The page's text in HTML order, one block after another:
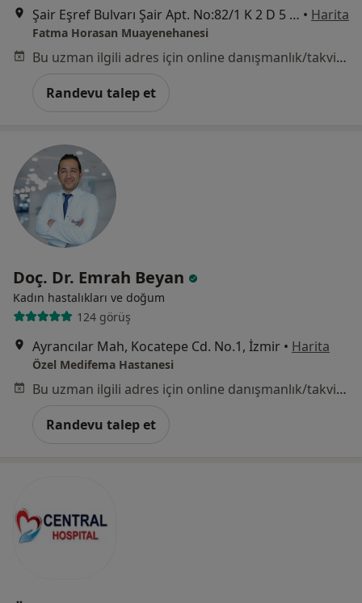
Şair Eşref Bulvarı Şair Apt. No:82/1 K 2 D 5 Alsancak, İzmir • Harita
Fatma Horasan Muayenehanesi
Bu uzman ilgili adres için online danışmanlık/takvim sunmuyor.
Randevu talep et
Doç. Dr. Emrah Beyan
Kadın hastalıkları ve doğum
124 görüş
Ayrancılar Mah, Kocatepe Cd. No.1, İzmir • Harita
Özel Medifema Hastanesi
Bu uzman ilgili adres için online danışmanlık/takvim sunmuyor.
Randevu talep et